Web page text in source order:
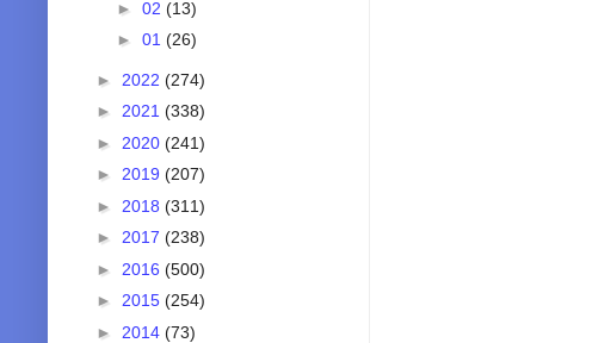
► 02 (13)
► 01 (26)
► 2022 (274)
► 2021 (338)
► 2020 (241)
► 2019 (207)
► 2018 (311)
► 2017 (238)
► 2016 (500)
► 2015 (254)
► 2014 (73)